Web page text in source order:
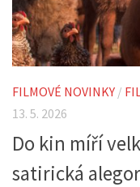
FILMOVÉ NOVINKY /
13. 5. 2026
Do kin míří
satirická